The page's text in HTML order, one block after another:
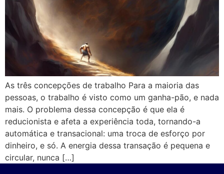
As três concepções de trabalho Para a maioria das
pessoas, o trabalho é visto como um ganha-pão, e nada
mais. O problema dessa concepção é que ela é
reducionista e afeta a experiência toda, tornando-a
automática e transacional: uma troca de esforço por
dinheiro, e só. A energia dessa transação é pequena e
circular, nunca […]